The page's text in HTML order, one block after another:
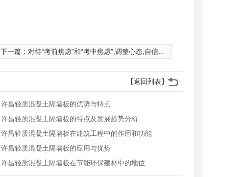
下一篇： 对待“考前焦虑”和“考中焦虑”,调整心态,自信迎考
【返回列表】
许昌轻质混凝土隔墙板的优势与特点
许昌轻质混凝土隔墙板的特点及发展趋势分析
许昌轻质混凝土隔墙板在建筑工程中的作用和功能
许昌轻质混凝土隔墙板的应用与优势